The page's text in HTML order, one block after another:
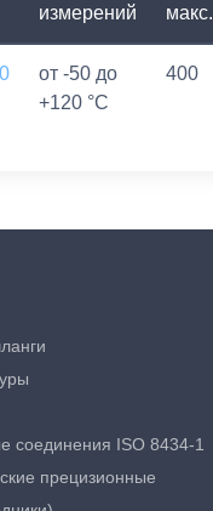
измерений
макс.
от -50 до
+120 °C
400
соединения ISO 8434-1
прецизионные